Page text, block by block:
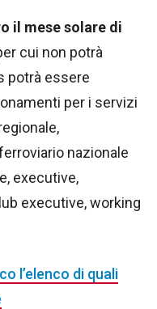
il mese solare di
cui non potrà
potrà essere
per i servizi
nazionale
executive,
executive, working
l’elenco di quali